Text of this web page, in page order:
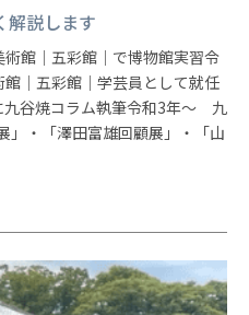
解説します
館｜五彩館｜で博物館実習令
｜五彩館｜学芸員として就任
谷焼コラム執筆令和3年～ 九
」・「澤田富雄回顧展」・「山